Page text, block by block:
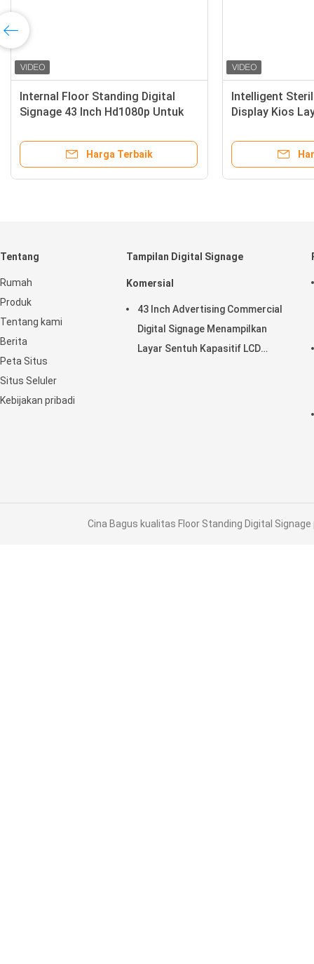
Digital
Non
Non Layar Sentuh Standalone
Digital Signage Windows 65 Inch
Tentang
Rumah
Produk
Tentang kami
Berita
Peta Situs
Situs Seluler
Kebijakan pribadi
Tampilan Digital Signage
Komersial
43 Inch Advertising Commercial
Digital Signage Menampilkan
Layar Sentuh Kapasitif LCD
Cina Bagus kualitas Floor Standing Digital